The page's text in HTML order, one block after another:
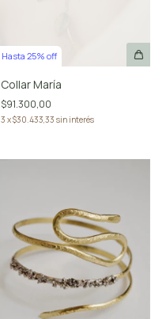
Hasta 25% off
Collar María
$91.300,00
3 x$30.433,33 sin interés